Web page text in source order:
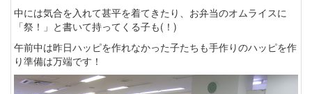
中には気合を入れて甚平を着てきたり、お弁当のオムライスに
「祭！」と書いて持ってくる子も(！)
午前中は昨日ハッピを作れなかった子たちも手作りのハッピを作
り準備は万端です！